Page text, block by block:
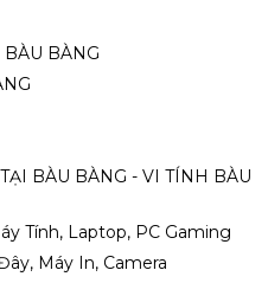
BÀU BÀNG
BÀU BÀNG - VI TÍNH BÀU
Tính, Laptop, PC Gaming
Máy In, Camera